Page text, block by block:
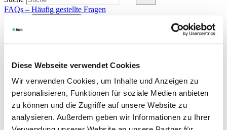
Diese Webseite verwendet Cookies
Wir verwenden Cookies, um Inhalte und Anzeigen zu
personalisieren, Funktionen für soziale Medien anbieten
zu können und die Zugriffe auf unsere Website zu
analysieren. Außerdem geben wir Informationen zu Ihrer
FAQs – Häufig gestellte Fragen
Dansk
English (UK)
Español
Français
Français (Belgique)
Italiano